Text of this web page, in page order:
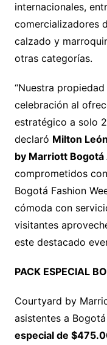
internacionales,
comercializadores
calzado y
otras categorías.
“Nuestra
celebración al
estratégico a solo
declaró Milton
by Marriott
comprometidos
Bogotá Fashion
cómoda con
visitantes
este destacado
PACK ESPECIAL
Courtyard by
asistentes a
especial de